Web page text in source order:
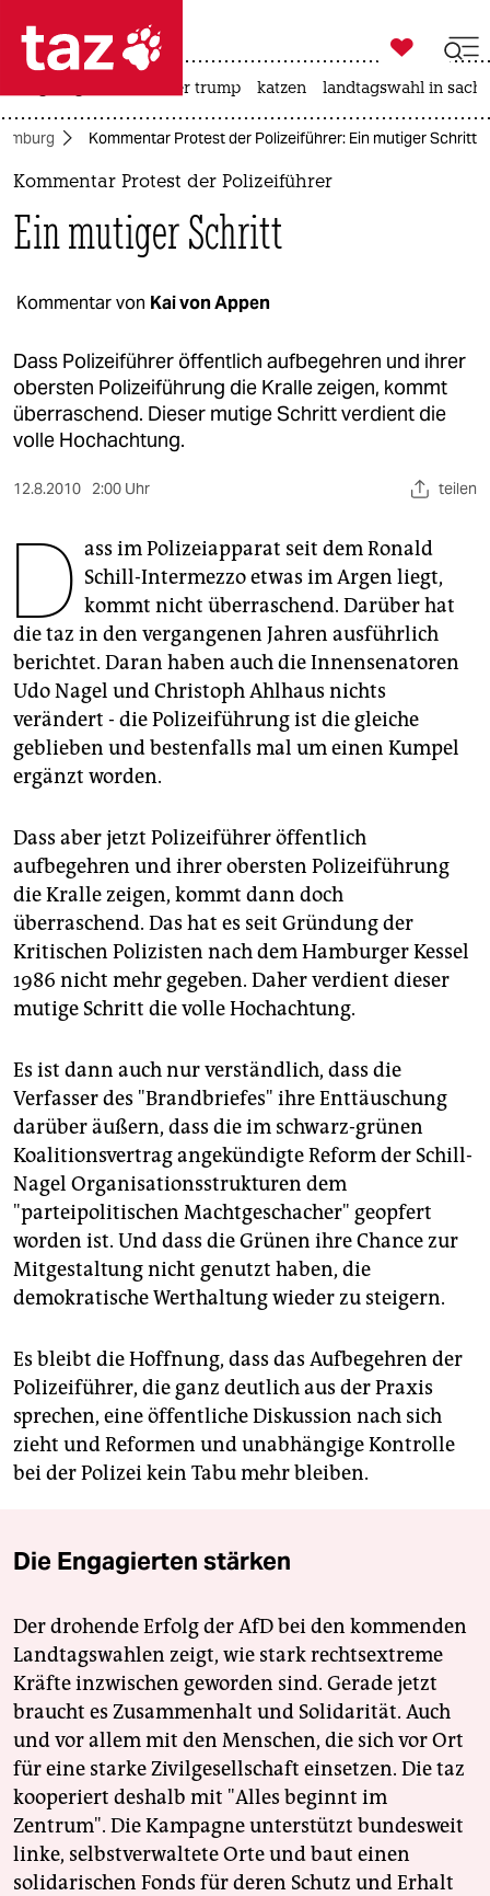
 taz zahl ich
taz zahl ich
politik
öko
gesellschaft
kultur
sport
berlin
nord
wahrheit
verlag
verlag
veranstaltungen
shop
unterstützen
abo
genossenschaft
epaper login

taz zahl ich
usa unter trump katzen landtagswahl in
Kommentar Protest der Polizeiführer: Ein mutiger Schritt
Kommentar Protest der Polizeiführer
Ein mutiger Schritt
Kommentar von Kai von Appen
Dass Polizeiführer öffentlich aufbegehren und ihrer
obersten Polizeiführung die Kralle zeigen, kommt
überraschend. Dieser mutige Schritt verdient die
volle Hochachtung.
12.8.2010 2:00 Uhr teilen
D ass im Polizeiapparat seit dem Ronald
Schill-Intermezzo etwas im Argen liegt,
kommt nicht überraschend. Darüber hat
die taz in den vergangenen Jahren ausführlich
berichtet. Daran haben auch die Innensenatoren
Udo Nagel und Christoph Ahlhaus nichts
verändert - die Polizeiführung ist die gleiche
geblieben und bestenfalls mal um einen Kumpel
ergänzt worden.
Dass aber jetzt Polizeiführer öffentlich
aufbegehren und ihrer obersten Polizeiführung
die Kralle zeigen, kommt dann doch
überraschend. Das hat es seit Gründung der
Kritischen Polizisten nach dem Hamburger Kessel
1986 nicht mehr gegeben. Daher verdient dieser
mutige Schritt die volle Hochachtung.
Es ist dann auch nur verständlich, dass die
Verfasser des "Brandbriefes" ihre Enttäuschung
darüber äußern, dass die im schwarz-grünen
Koalitionsvertrag angekündigte Reform der Schill-
Nagel Organisationsstrukturen dem
"parteipolitischen Machtgeschacher" geopfert
worden ist. Und dass die Grünen ihre Chance zur
Mitgestaltung nicht genutzt haben, die
demokratische Werthaltung wieder zu steigern.
Es bleibt die Hoffnung, dass das Aufbegehren der
Polizeiführer, die ganz deutlich aus der Praxis
sprechen, eine öffentliche Diskussion nach sich
zieht und Reformen und unabhängige Kontrolle
bei der Polizei kein Tabu mehr bleiben.
Die Engagierten stärken
Der drohende Erfolg der AfD bei den kommenden
Landtagswahlen zeigt, wie stark rechtsextreme
Kräfte inzwischen geworden sind. Gerade jetzt
braucht es Zusammenhalt und Solidarität. Auch
und vor allem mit den Menschen, die sich vor Ort
für eine starke Zivilgesellschaft einsetzen. Die taz
kooperiert deshalb mit "Alles beginnt im
Zentrum". Die Kampagne unterstützt bundesweit
linke, selbstverwaltete Orte und baut einen
solidarischen Fonds für deren Schutz und Erhalt